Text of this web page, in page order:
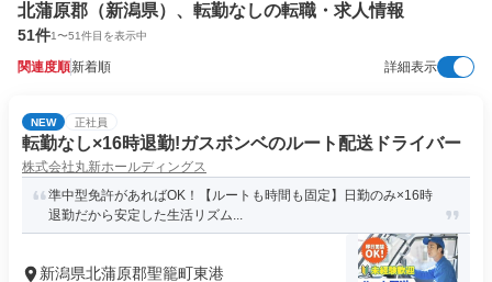
北蒲原郡（新潟県）、転勤なしの転職・求人情報
51件1〜51件目を表示中
関連度順新着順 詳細表示
NEW 正社員
転勤なし×16時退勤!ガスボンベのルート配送ドライバー
株式会社丸新ホールディングス
準中型免許があればOK！【ルートも時間も固定】日勤のみ×16時
退勤だから安定した生活リズム...
新潟県北蒲原郡聖籠町東港